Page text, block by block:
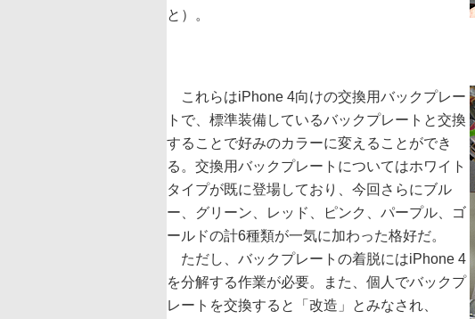
と）。
これらはiPhone 4向けの交換用バックプレー
トで、標準装備しているバックプレートと交換
することで好みのカラーに変えることができ
る。交換用バックプレートについてはホワイト
タイプが既に登場しており、今回さらにブル
ー、グリーン、レッド、ピンク、パープル、ゴ
ールドの計6種類が一気に加わった格好だ。
ただし、バックプレートの着脱にはiPhone 4
を分解する作業が必要。また、個人でバックプ
レートを交換すると「改造」とみなされ、